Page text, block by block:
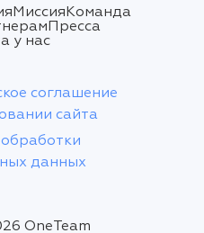
МиссияКоманда
Пресса
у нас
соглашение
сайта
данных
OneTeam